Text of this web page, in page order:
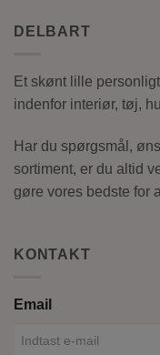
DELBART
Et skønt lille
indenfor interiør, tøj,
Har du spørgsmål,
sortiment, er du altid
gøre vores bedste for
KONTAKT
Email